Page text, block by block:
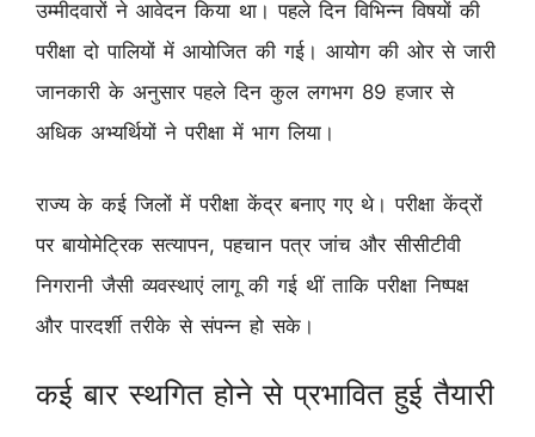
उम्मीदवारों ने आवेदन किया था। पहले दिन विभिन्न विषयों की
परीक्षा दो पालियों में आयोजित की गई। आयोग की ओर से जारी
जानकारी के अनुसार पहले दिन कुल लगभग 89 हजार से
अधिक अभ्यर्थियों ने परीक्षा में भाग लिया।
राज्य के कई जिलों में परीक्षा केंद्र बनाए गए थे। परीक्षा केंद्रों
पर बायोमेट्रिक सत्यापन, पहचान पत्र जांच और सीसीटीवी
निगरानी जैसी व्यवस्थाएं लागू की गई थीं ताकि परीक्षा निष्पक्ष
और पारदर्शी तरीके से संपन्न हो सके।
कई बार स्थगित होने से प्रभावित हुई तैयारी